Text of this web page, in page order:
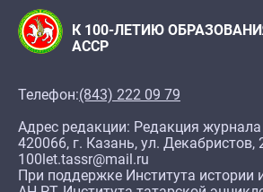
К 100-ЛЕТИЮ
АССР
Телефон:(843) 222 09 79
Адрес редакции: Редакция журнала
420066, г. Казань, ул. Декабристов,
100let.tassr@mail.ru
При поддержке Института